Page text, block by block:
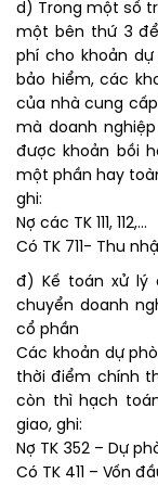
d) Trong một số
một bên thứ 3
phí cho khoản
bảo hiểm, các
của nhà cung
mà doanh
được khoản bồi
một phần hay
ghi:
Nợ các TK 111, 112,…
Có TK 711- Thu
đ) Kế toán xử lý
chuyển doanh
cổ phần
Các khoản dự
thời điểm chính
còn thì hạch
giao, ghi:
Nợ TK 352 – Dự
Có TK 411 – Vốn